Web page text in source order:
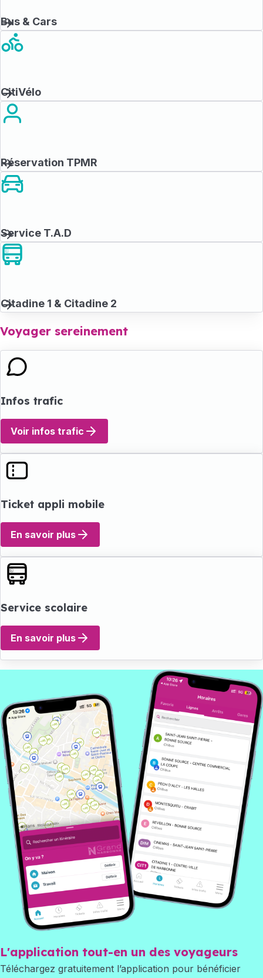
Bus & Cars
CitiVélo
Réservation TPMR
Service T.A.D
Citadine 1 & Citadine 2
Voyager sereinement
Infos trafic
Voir infos trafic
Ticket appli mobile
En savoir plus
Service scolaire
En savoir plus
L'application tout-en un des voyageurs
Téléchargez gratuitement l’application pour bénéficier